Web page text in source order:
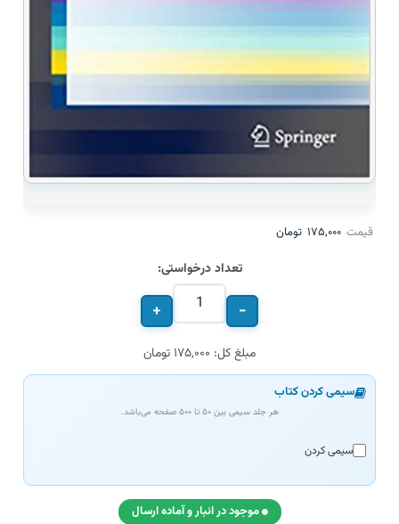
قیمت ۱۷۵,۰۰۰ تومان
تعداد درخواستی:
−
+
مبلغ کل: ۱۷۵,۰۰۰ تومان
سیمی کردن کتاب
هر جلد سیمی بین ۵۰ تا ۵۰۰ صفحه می‌باشد.
سیمی کردن
موجود در انبار و آماده ارسال